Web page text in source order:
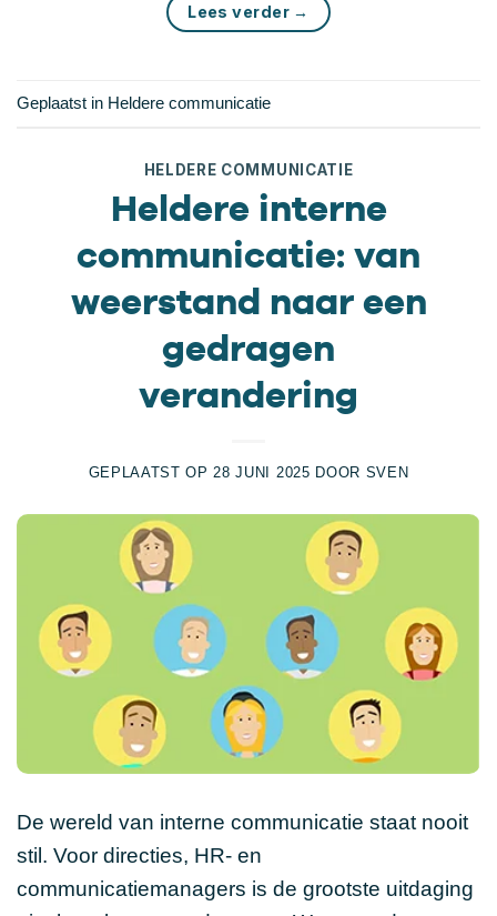
Lees verder →
Geplaatst in Heldere communicatie
HELDERE COMMUNICATIE
Heldere interne
communicatie: van
weerstand naar een
gedragen
verandering
GEPLAATST OP28 JUNI 2025 DOOR SVEN
De wereld van interne communicatie staat nooit
stil. Voor directies, HR- en
communicatiemanagers is de grootste uitdaging